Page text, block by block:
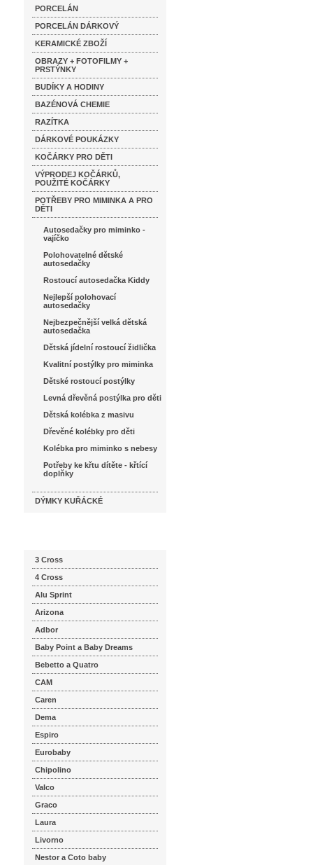
PORCELÁN
PORCELÁN DÁRKOVÝ
KERAMICKÉ ZBOŽÍ
OBRAZY + FOTOFILMY +
PRSTÝNKY
BUDÍKY A HODINY
BAZÉNOVÁ CHEMIE
RAZÍTKA
DÁRKOVÉ POUKÁZKY
KOČÁRKY PRO DĚTI
VÝPRODEJ KOČÁRKŮ,
POUŽITÉ KOČÁRKY
POTŘEBY PRO MIMINKA A PRO
DĚTI
Autosedačky pro miminko -
vajíčko
Polohovatelné dětské
autosedačky
Rostoucí autosedačka Kiddy
Nejlepší polohovací
autosedačky
Nejbezpečnější velká dětská
autosedačka
Dětská jídelní rostoucí židlička
Kvalitní postýlky pro miminka
Dětské rostoucí postýlky
Levná dřevěná postýlka pro děti
Dětská kolébka z masivu
Dřevěné kolébky pro děti
Kolébka pro miminko s nebesy
Potřeby ke křtu dítěte - křtící
doplňky
DÝMKY KUŘÁCKÉ
3 Cross
4 Cross
Alu Sprint
Arizona
Adbor
Baby Point a Baby Dreams
Bebetto a Quatro
CAM
Caren
Dema
Espiro
Eurobaby
Chipolino
Valco
Graco
Laura
Livorno
Nestor a Coto baby